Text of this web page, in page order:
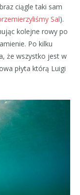
ciągle taki sam
Sal).
kolejne rowy po
Po kilku
że wszystko jest w
płyta którą Luigi